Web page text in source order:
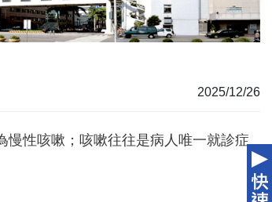
2025/12/26
慢性咳嗽；咳嗽往往是病人唯一就診症